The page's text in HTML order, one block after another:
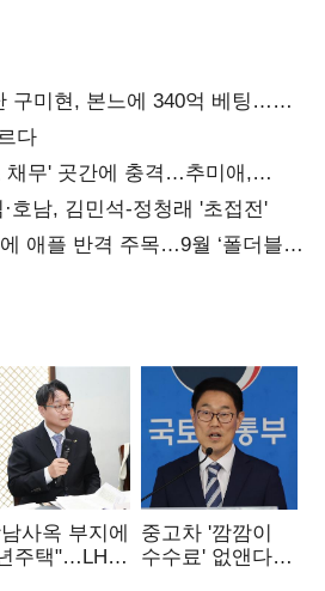
구미현, 본느에 340억 베팅…
다
무' 곳간에 충격…추미애,
언 승부수
호남, 김민석-정청래 '초접전'
에 애플 반격 주목…9월 ‘폴더블
사옥 부지에
주택"…LH도
중고차 '깜깜이
수수료' 없앤다…